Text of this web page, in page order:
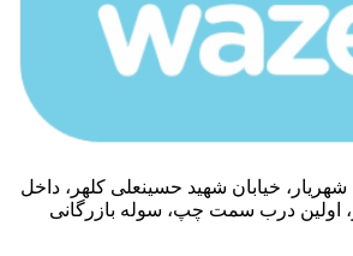
شهریار، خیابان شهید حسینعلی کلهر، داخل
درب سمت چپ، سوله بازرگانی